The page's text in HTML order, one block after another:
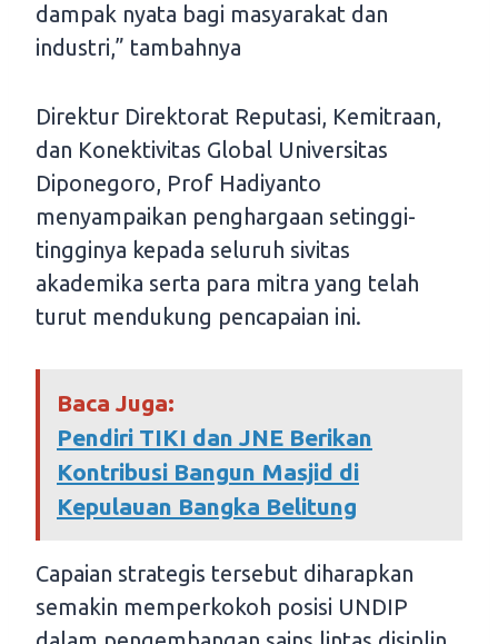
dampak nyata bagi masyarakat dan
industri,” tambahnya
Direktur Direktorat Reputasi, Kemitraan,
dan Konektivitas Global Universitas
Diponegoro, Prof Hadiyanto
menyampaikan penghargaan setinggi-
tingginya kepada seluruh sivitas
akademika serta para mitra yang telah
turut mendukung pencapaian ini.
Baca Juga:
Pendiri TIKI dan JNE Berikan
Kontribusi Bangun Masjid di
Kepulauan Bangka Belitung
Capaian strategis tersebut diharapkan
semakin memperkokoh posisi UNDIP